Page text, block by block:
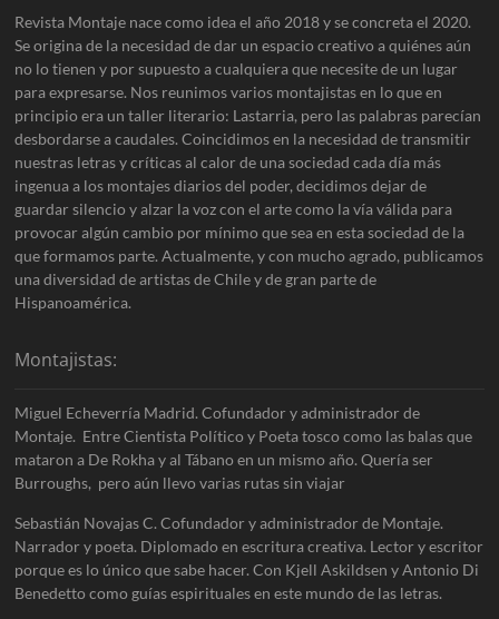
Revista Montaje nace como idea el año 2018 y se concreta el 2020.
Se origina de la necesidad de dar un espacio creativo a quiénes aún
no lo tienen y por supuesto a cualquiera que necesite de un lugar
para expresarse. Nos reunimos varios montajistas en lo que en
principio era un taller literario: Lastarria, pero las palabras parecían
desbordarse a caudales. Coincidimos en la necesidad de transmitir
nuestras letras y críticas al calor de una sociedad cada día más
ingenua a los montajes diarios del poder, decidimos dejar de
guardar silencio y alzar la voz con el arte como la vía válida para
provocar algún cambio por mínimo que sea en esta sociedad de la
que formamos parte. Actualmente, y con mucho agrado, publicamos
una diversidad de artistas de Chile y de gran parte de
Hispanoamérica.
Montajistas:
Miguel Echeverría Madrid. Cofundador y administrador de
Montaje. Entre Cientista Político y Poeta tosco como las balas que
mataron a De Rokha y al Tábano en un mismo año. Quería ser
Burroughs, pero aún llevo varias rutas sin viajar
Sebastián Novajas C. Cofundador y administrador de Montaje.
Narrador y poeta. Diplomado en escritura creativa. Lector y escritor
porque es lo único que sabe hacer. Con Kjell Askildsen y Antonio Di
Benedetto como guías espirituales en este mundo de las letras.